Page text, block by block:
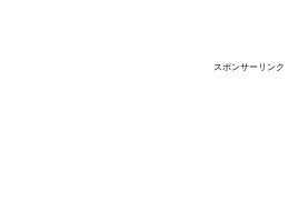
スポンサーリンク